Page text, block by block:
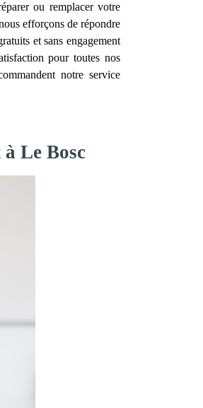
ou remplacer votre
efforçons de répondre
et sans engagement
pour toutes nos
notre service
Le Bosc